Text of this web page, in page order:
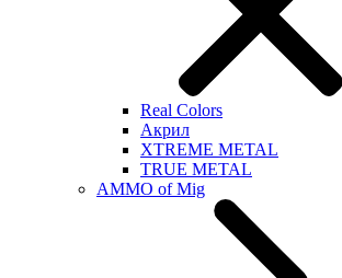
Real Colors
Акрил
XTREME METAL
TRUE METAL
AMMO of Mig